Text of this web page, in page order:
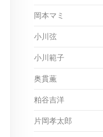
岡本マミ
小川弦
小川範子
奥貫薫
粕谷吉洋
片岡孝太郎